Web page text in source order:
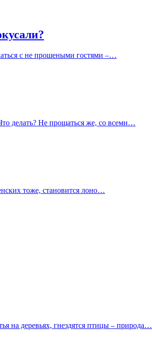
с не прошеными гостями –…
делать? Не прощаться же, со всеми…
тоже, становится лоно…
на деревьях, гнездятся птицы – природа…